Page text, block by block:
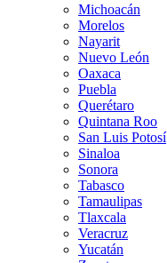
Michoacán
Morelos
Nayarit
Nuevo León
Oaxaca
Puebla
Querétaro
Quintana Roo
San Luis Potosí
Sinaloa
Sonora
Tabasco
Tamaulipas
Tlaxcala
Veracruz
Yucatán